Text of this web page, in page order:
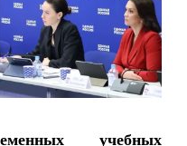
учебных